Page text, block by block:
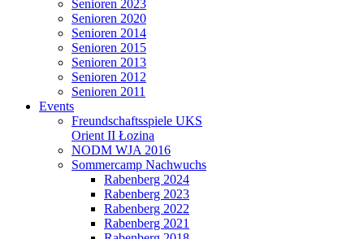
Senioren 2023
Senioren 2020
Senioren 2014
Senioren 2015
Senioren 2013
Senioren 2012
Senioren 2011
Events
Freundschaftsspiele UKS
Orient II Łozina
NODM WJA 2016
Sommercamp Nachwuchs
Rabenberg 2024
Rabenberg 2023
Rabenberg 2022
Rabenberg 2021